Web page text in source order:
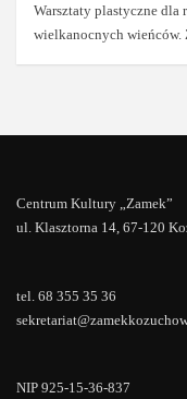
Warsztaty plastyczne dla
wielkanocnych wieńców.
Centrum Kultury „Zamek”
ul. Klasztorna 14, 67-120
tel. 68 355 35 36
NIP 925-15-36-837